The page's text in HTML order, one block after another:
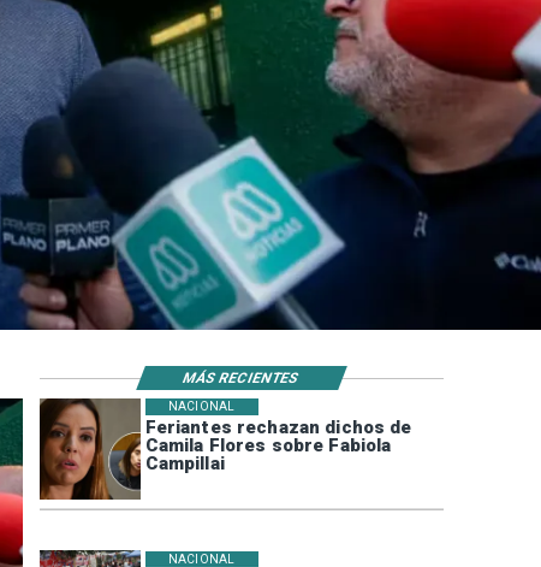
Feriantes rechazan dichos de
Camila Flores sobre Fabiola
Campillai
NACIONAL
NACIONAL
MÁS RECIENTES